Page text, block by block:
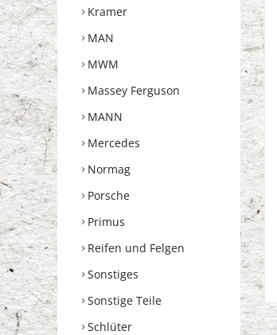
Kramer
MAN
MWM
Massey Ferguson
MANN
Mercedes
Normag
Porsche
Primus
Reifen und Felgen
Sonstiges
Sonstige Teile
Schlüter